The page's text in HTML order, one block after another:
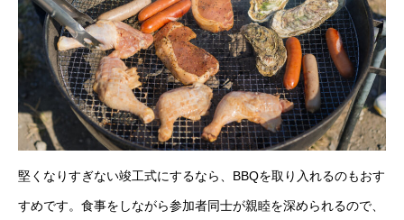
堅くなりすぎない竣工式にするなら、BBQを取り入れるのもおす
すめです。食事をしながら参加者同士が親睦を深められるので、